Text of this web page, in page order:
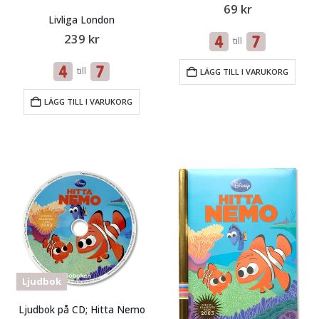
Livliga London
239 kr
till
LÄGG TILL I VARUKORG
69 kr
till
LÄGG TILL I VARUKORG
Ljudbok
Ljudbok på CD; Hitta Nemo